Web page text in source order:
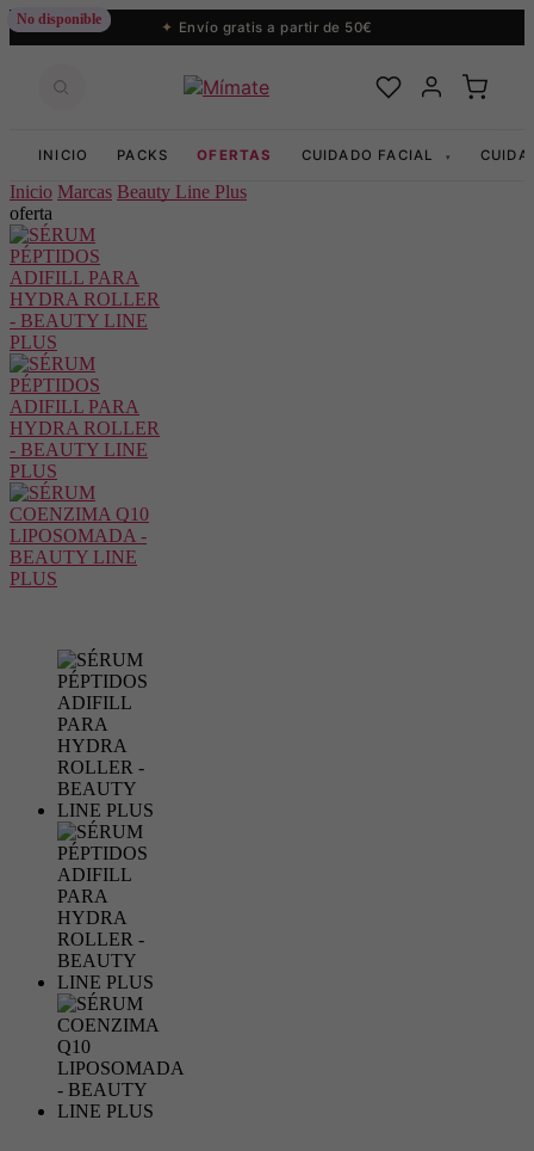
Envío gratis a partir de 50€
INICIO PACKS OFERTAS CUIDADO FACIAL ▾
Inicio Marcas Beauty Line Plus
oferta
No disponible
No disponible